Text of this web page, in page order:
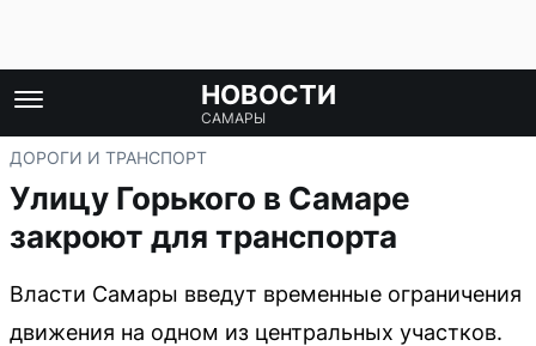
НОВОСТИ
САМАРЫ
ДОРОГИ И ТРАНСПОРТ
Улицу Горького в Самаре
закроют для транспорта
Власти Самары введут временные ограничения
движения на одном из центральных участков.